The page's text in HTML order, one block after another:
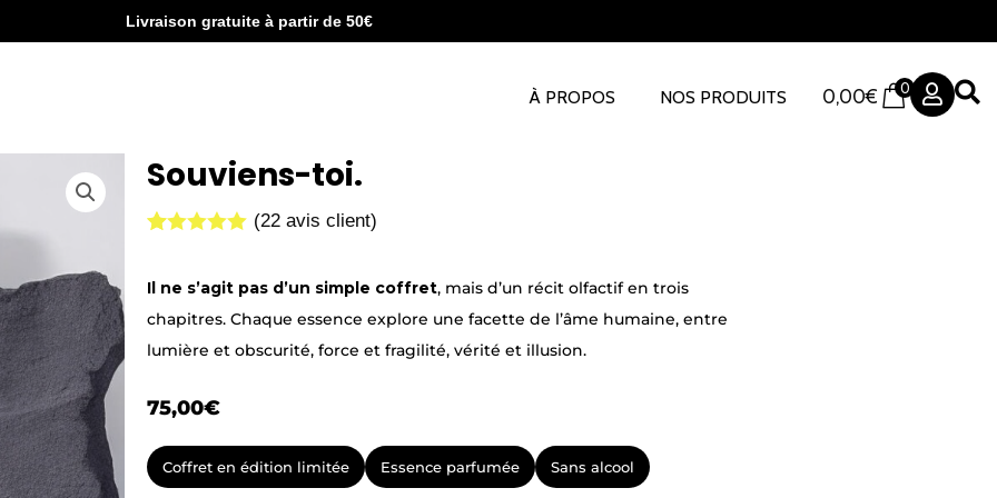
Livraison gratuite à partir de 50€
À PROPOS NOS PRODUITS 0,00€ 0
Souviens-toi.
basé sur
client
(22avis client)
Il ne s’agit pas d’un simple coffret, mais d’un récit olfactif en trois
chapitres. Chaque essence explore une facette de l’âme humaine, entre
lumière et obscurité, force et fragilité, vérité et illusion.
75,00€
Coffret en édition limitée Essence parfumée Sans alcool